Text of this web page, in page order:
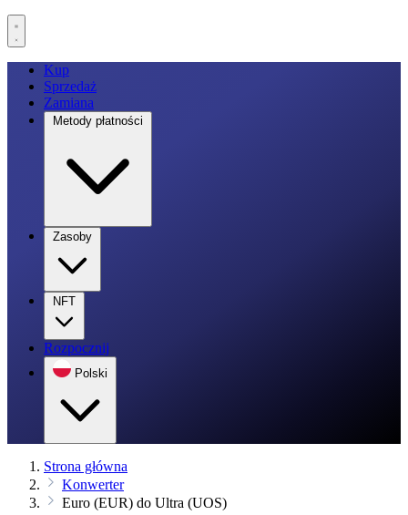
Kup
Sprzedaż
Zamiana
Metody płatności
Zasoby
NFT
Rozpocznij
Polski
Strona główna
Konwerter
Euro (EUR) do Ultra (UOS)